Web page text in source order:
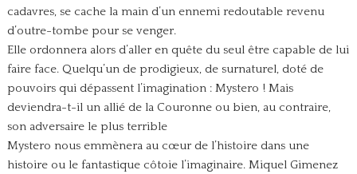
cadavres, se cache la main d’un ennemi redoutable revenu
d’outre-tombe pour se venger.
Elle ordonnera alors d’aller en quête du seul être capable de lui
faire face. Quelqu’un de prodigieux, de surnaturel, doté de
pouvoirs qui dépassent l’imagination : Mystero !Mais
deviendra-t-il un allié de la Couronne ou bien, au contraire,
son adversaire le plus terrible
Mystero nous emmènera au cœur de l’histoire dans une
histoire ou le fantastique côtoie l’imaginaire. Miquel Gimenez